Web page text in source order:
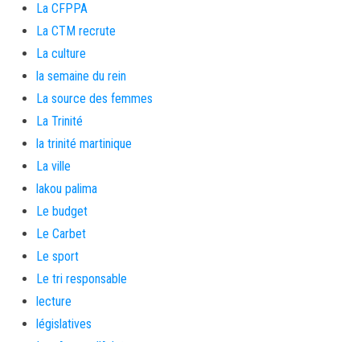
La CFPPA
La CTM recrute
La culture
la semaine du rein
La source des femmes
La Trinité
la trinité martinique
La ville
lakou palima
Le budget
Le Carbet
Le sport
Le tri responsable
lecture
législatives